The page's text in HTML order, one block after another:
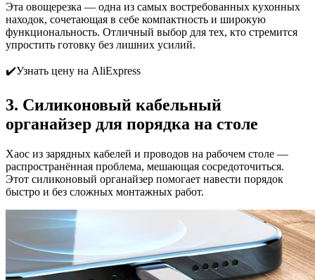
Эта овощерезка — одна из самых востребованных кухонных
находок, сочетающая в себе компактность и широкую
функциональность. Отличный выбор для тех, кто стремится
упростить готовку без лишних усилий.
✔️Узнать цену на AliExpress
3. Силиконовый кабельный
органайзер для порядка на столе
Хаос из зарядных кабелей и проводов на рабочем столе —
распространённая проблема, мешающая сосредоточиться.
Этот силиконовый органайзер помогает навести порядок
быстро и без сложных монтажных работ.